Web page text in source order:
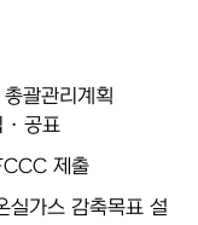
괄관리계획
공표
제출
가스 감축목표 설